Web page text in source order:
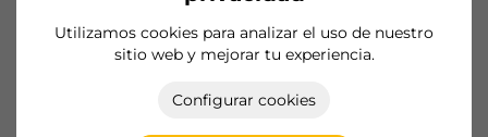
Utilizamos cookies para analizar el uso de nuestro
sitio web y mejorar tu experiencia.
Configurar cookies
Hazte cliente